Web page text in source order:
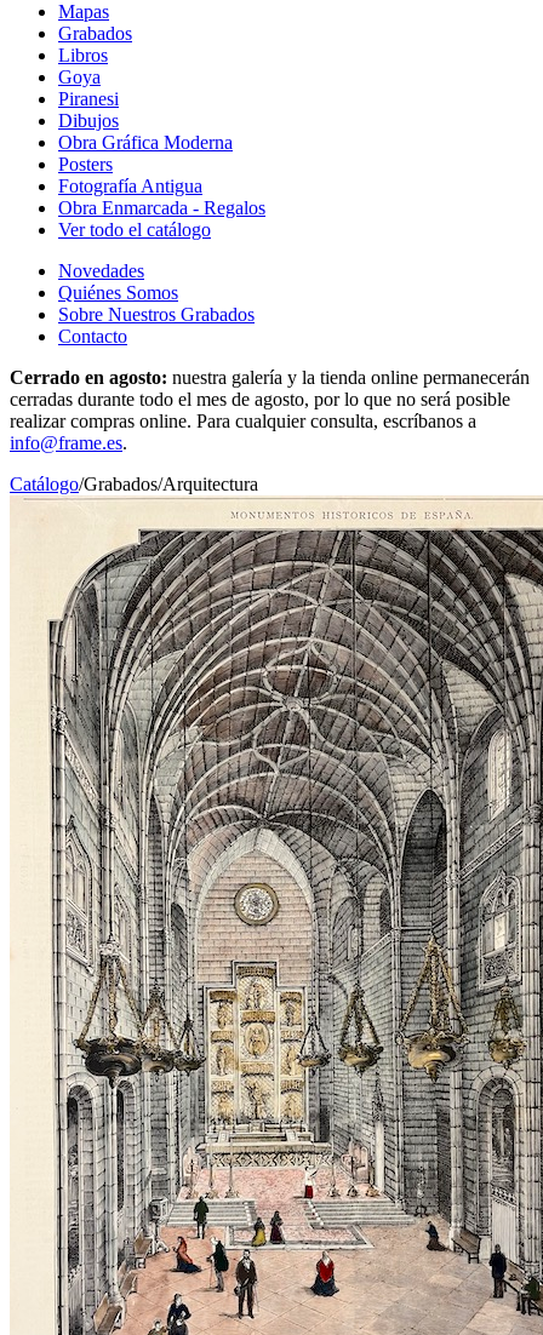
Mapas
Grabados
Libros
Goya
Piranesi
Dibujos
Obra Gráfica Moderna
Posters
Fotografía Antigua
Obra Enmarcada - Regalos
Ver todo el catálogo
Novedades
Quiénes Somos
Sobre Nuestros Grabados
Contacto
Cerrado en agosto: nuestra galería y la tienda online permanecerán
cerradas durante todo el mes de agosto, por lo que no será posible
realizar compras online. Para cualquier consulta, escríbanos a
info@frame.es.
Catálogo/Grabados/Arquitectura